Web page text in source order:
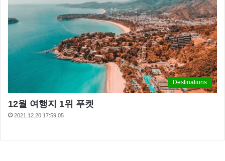
Destinations
12월 여행지 1위 푸켓
2021.12.20 17:59:05